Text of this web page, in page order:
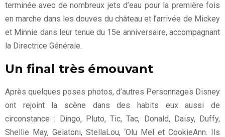
terminée avec de nombreux jets d’eau pour la première fois
en marche dans les douves du château et l’arrivée de Mickey
et Minnie dans leur tenue du 15e anniversaire, accompagnant
la Directrice Générale.
Un final très émouvant
Après quelques poses photos, d’autres Personnages Disney
ont rejoint la scène dans des habits eux aussi de
circonstance : Dingo, Pluto, Tic, Tac, Donald, Daisy, Duffy,
Shellie May, Gelatoni, StellaLou, ‘Olu Mel et CookieAnn. Ils